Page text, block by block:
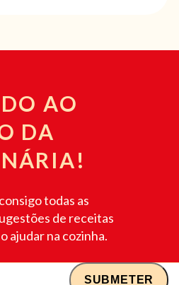
AO
DA
todas as
de receitas
ajudar na cozinha.